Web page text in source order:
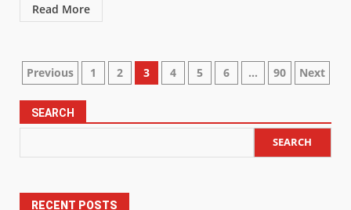
Read More
Previous 1 2 3 4 5 6 … 90 Next
SEARCH
SEARCH
RECENT POSTS